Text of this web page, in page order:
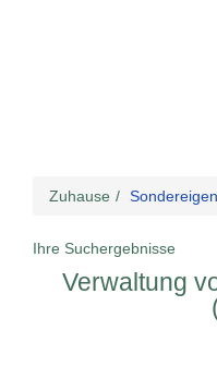
Zuhause
Ihre Suchergebnisse
Verwaltung